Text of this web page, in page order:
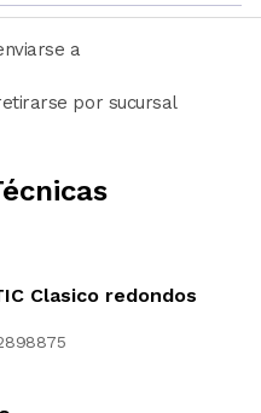
a
por sucursal
Clasico redondos